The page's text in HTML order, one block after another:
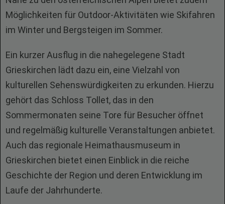
Möglichkeiten für Outdoor-Aktivitäten wie Skifahren
im Winter und Bergsteigen im Sommer.
Ein kurzer Ausflug in die nahegelegene Stadt
Grieskirchen lädt dazu ein, eine Vielzahl von
kulturellen Sehenswürdigkeiten zu erkunden. Hierzu
gehört das Schloss Tollet, das in den
Sommermonaten seine Tore für Besucher öffnet
und regelmäßig kulturelle Veranstaltungen anbietet.
Auch das regionale Heimathausmuseum in
Grieskirchen bietet einen Einblick in die reiche
Geschichte der Region und deren Entwicklung im
Laufe der Jahrhunderte.